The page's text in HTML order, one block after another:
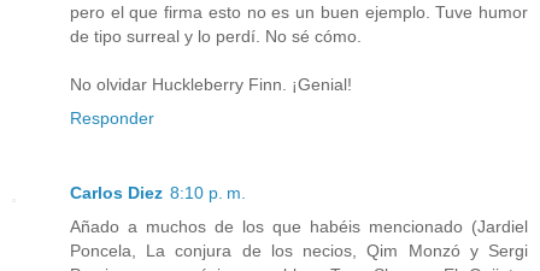
pero el que firma esto no es un buen ejemplo. Tuve humor
de tipo surreal y lo perdí. No sé cómo.
No olvidar Huckleberry Finn. ¡Genial!
Responder
Carlos Diez 8:10 p. m.
Añado a muchos de los que habéis mencionado (Jardiel
Poncela, La conjura de los necios, Qim Monzó y Sergi